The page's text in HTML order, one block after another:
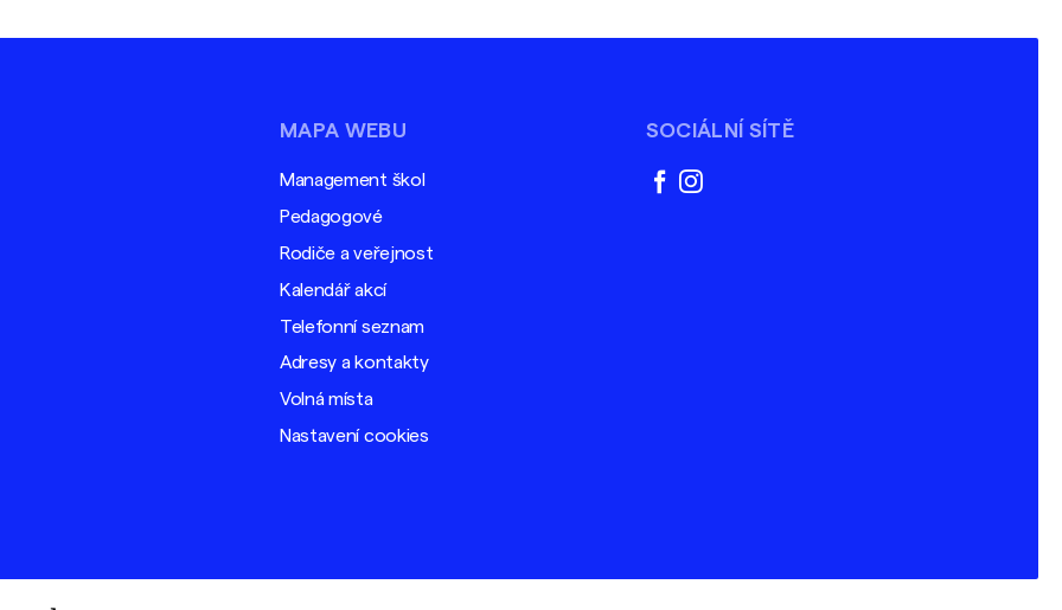
MAPA WEBU
Management škol
Pedagogové
Rodiče a veřejnost
Kalendář akcí
Telefonní seznam
Adresy a kontakty
Volná místa
Nastavení cookies
SOCIÁLNÍ SÍTĚ
facebook
instagram